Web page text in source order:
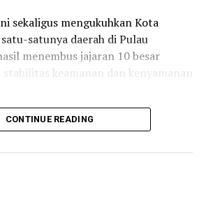
sekaligus mengukuhkan Kota
satunya daerah di Pulau
menembus jajaran 10 besar
keamanan dan kenyamanan
pertumbuhan ekonomi,
terbukti mampu menjaga
daerah. Kendati memiliki
yang tinggi dan aktivitas ekonomi
CONTINUE READING